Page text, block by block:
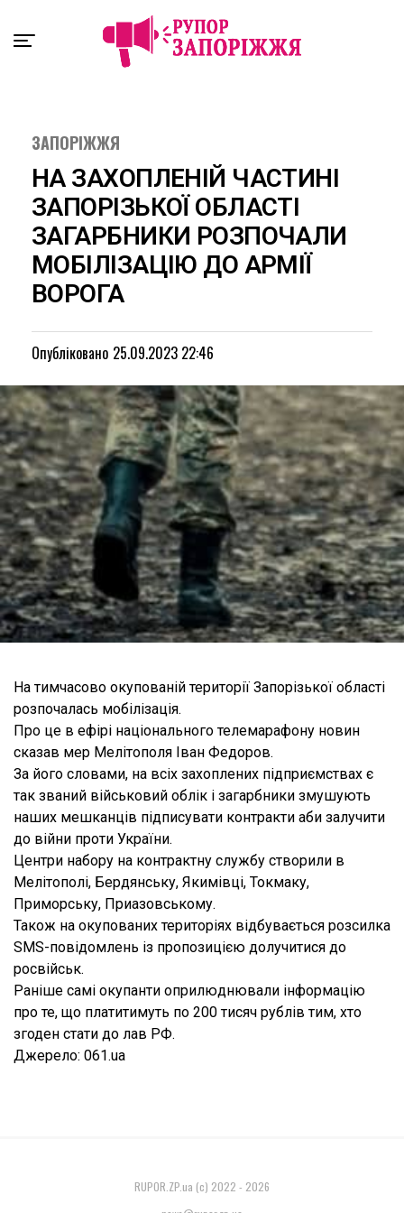
ЗАПОРІЖЖЯ
НА ЗАХОПЛЕНІЙ ЧАСТИНІ
ЗАПОРІЗЬКОЇ ОБЛАСТІ
ЗАГАРБНИКИ РОЗПОЧАЛИ
МОБІЛІЗАЦІЮ ДО АРМІЇ
ВОРОГА
Опубліковано 25.09.2023 22:46
На тимчасово окупованій території Запорізької області
розпочалась мобілізація.
Про це в ефірі національного телемарафону новин
сказав мер Мелітополя Іван Федоров.
За його словами, на всіх захоплених підприємствах є
так званий військовий облік і загарбники змушують
наших мешканців підписувати контракти аби залучити
до війни проти України.
Центри набору на контрактну службу створили в
Мелітополі, Бердянську, Якимівці, Токмаку,
Приморську, Приазовському.
Також на окупованих територіях відбувається розсилка
SMS-повідомлень із пропозицією долучитися до
росвійськ.
Раніше самі окупанти оприлюднювали інформацію
про те, що платитимуть по 200 тисяч рублів тим, хто
згоден стати до лав РФ.
Джерело: 061.ua
RUPOR.ZP.ua (c) 2022 - 2026
Exit mobile version